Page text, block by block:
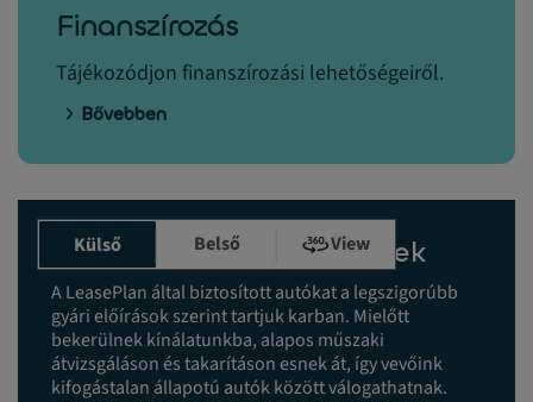
Finanszírozás
Tájékozódjon finanszírozási lehetőségeiről.
Bővebben
Külső Belső View
Karbantartási előzmények
A LeasePlan által biztosított autókat a legszigorúbb
gyári előírások szerint tartjuk karban. Mielőtt
bekerülnek kínálatunkba, alapos műszaki
átvizsgáláson és takarításon esnek át, így vevőink
kifogástalan állapotú autók között válogathatnak.